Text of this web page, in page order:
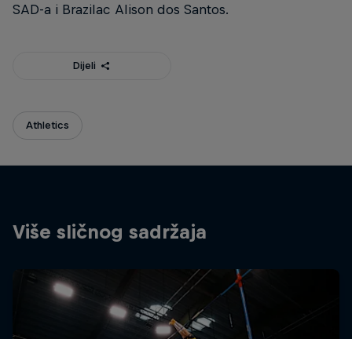
SAD-a i Brazilac Alison dos Santos.
Dijeli
Athletics
Više sličnog sadržaja